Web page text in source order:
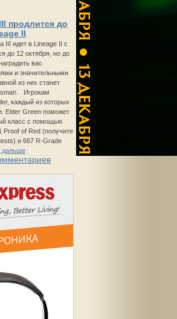
продлится до
II
III идет в Lineage II с
до 12 октября, но до
вас
и значительными
из них станет
Игрокам
каждый из которых
Elder Green поможет
класс с помощью
Proof of Red (получите
и 667 R-Grade
дальше